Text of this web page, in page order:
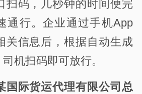
扫码，几秒钟的时间便完
通行。企业通过手机App
关信息后，根据自动生成
机扫码即可放行。
国际货运代理有限公司总